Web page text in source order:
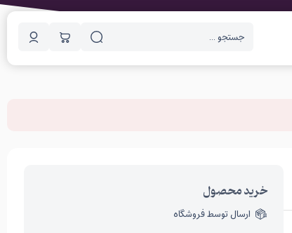
خرید محصول
ارسال توسط فروشگاه